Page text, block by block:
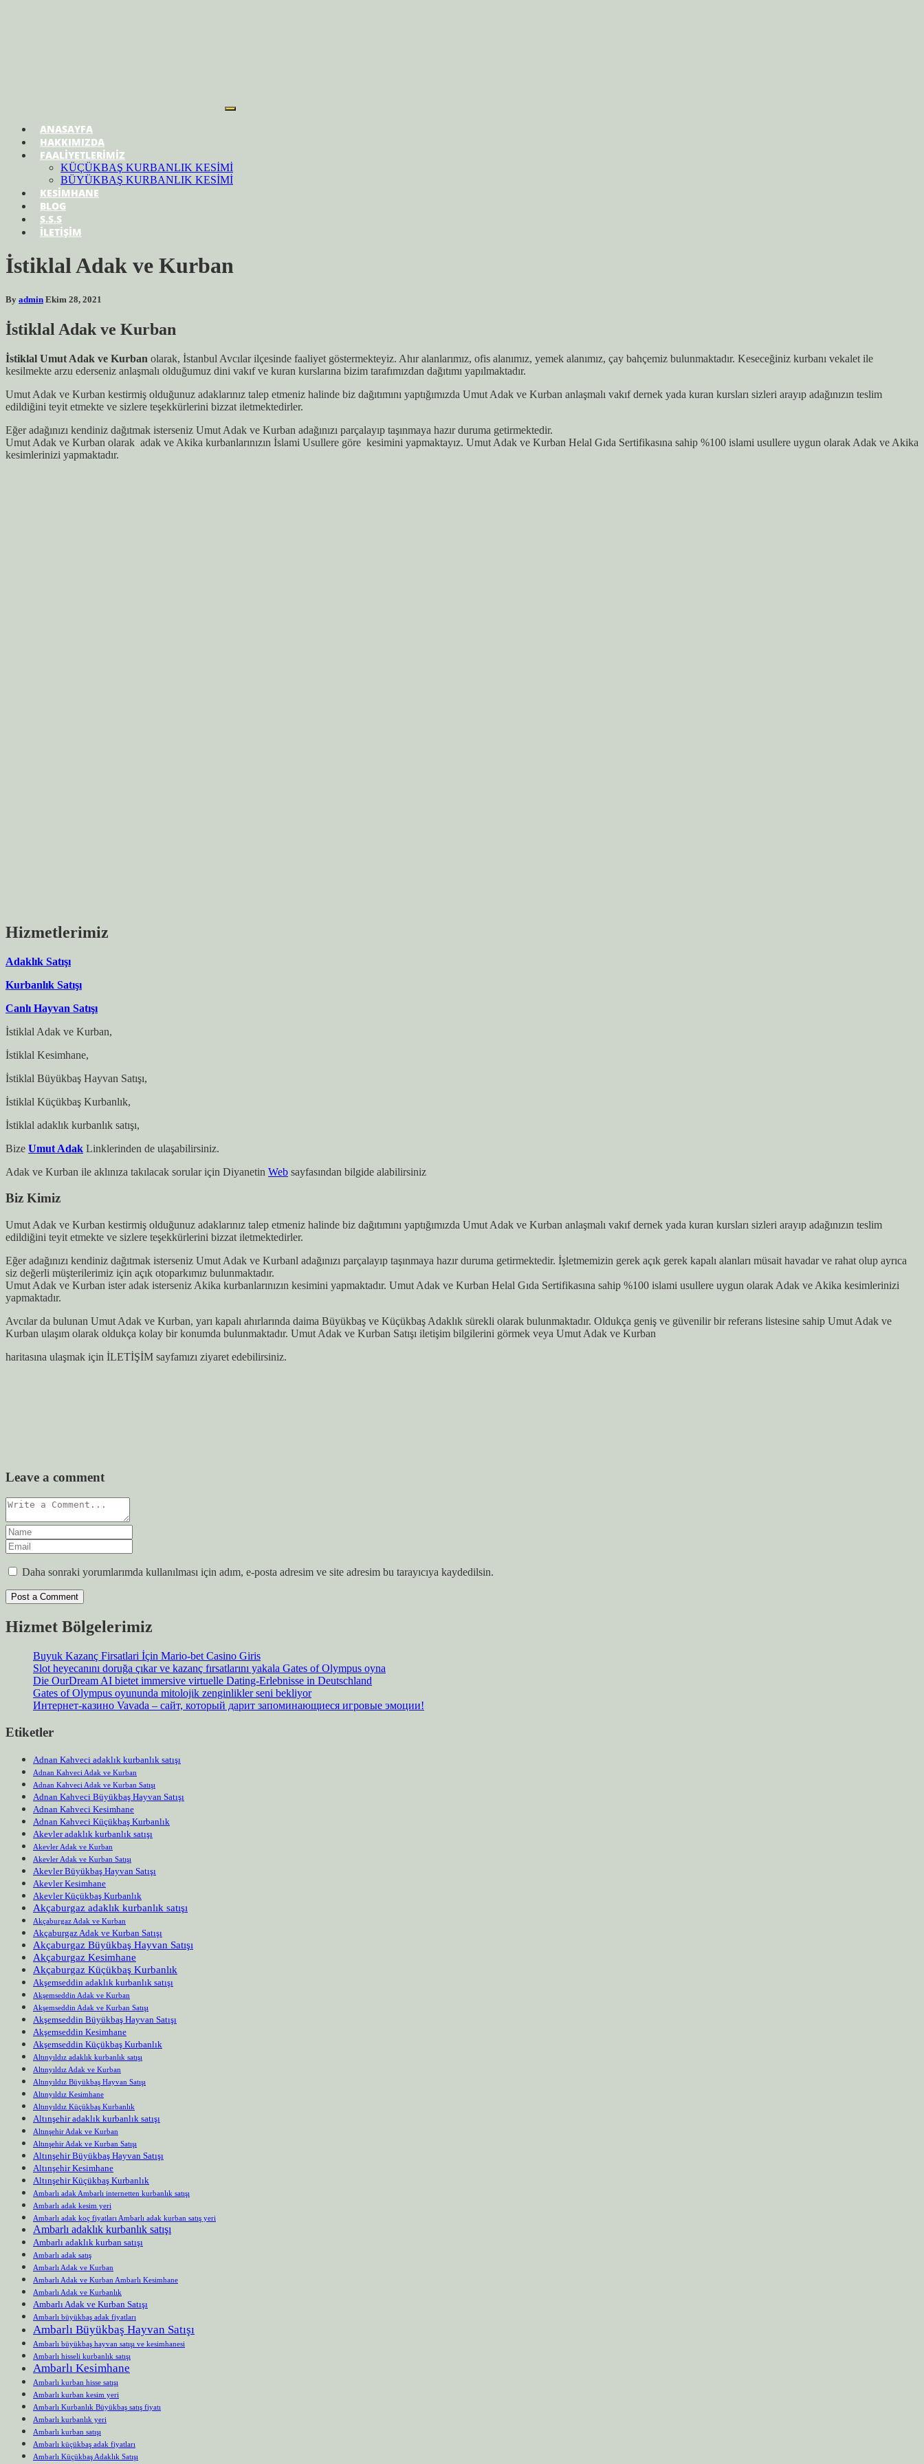
ANASAYFA
HAKKIMIZDA
FAALİYETLERİMİZ
KÜÇÜKBAŞ KURBANLIK KESİMİ
BÜYÜKBAŞ KURBANLIK KESİMİ
KESİMHANE
BLOG
S.S.S
İLETİŞİM
İstiklal Adak ve Kurban
By admin Ekim 28, 2021
İstiklal Adak ve Kurban
İstiklal Umut Adak ve Kurban olarak, İstanbul Avcılar ilçesinde faaliyet göstermekteyiz. Ahır alanlarımız, ofis alanımız, yemek alanımız, çay bahçemiz bulunmaktadır. Keseceğiniz kurbanı vekalet ile
kesilmekte arzu ederseniz anlaşmalı olduğumuz dini vakıf ve kuran kurslarına bizim tarafımızdan dağıtımı yapılmaktadır.
Umut Adak ve Kurban kestirmiş olduğunuz adaklarınız talep etmeniz halinde biz dağıtımını yaptığımızda Umut Adak ve Kurban anlaşmalı vakıf dernek yada kuran kursları sizleri arayıp adağınızın teslim
edildiğini teyit etmekte ve sizlere teşekkürlerini bizzat iletmektedirler.
Eğer adağınızı kendiniz dağıtmak isterseniz Umut Adak ve Kurban adağınızı parçalayıp taşınmaya hazır duruma getirmektedir.
Umut Adak ve Kurban olarak adak ve Akika kurbanlarınızın İslami Usullere göre kesimini yapmaktayız. Umut Adak ve Kurban Helal Gıda Sertifikasına sahip %100 islami usullere uygun olarak Adak ve Akika
kesimlerinizi yapmaktadır.
Hizmetlerimiz
Adaklık Satışı
Kurbanlık Satışı
Canlı Hayvan Satışı
İstiklal Adak ve Kurban,
İstiklal Kesimhane,
İstiklal Büyükbaş Hayvan Satışı,
İstiklal Küçükbaş Kurbanlık,
İstiklal adaklık kurbanlık satışı,
Bize Umut Adak Linklerinden de ulaşabilirsiniz.
Adak ve Kurban ile aklınıza takılacak sorular için Diyanetin Web sayfasından bilgide alabilirsiniz
Biz Kimiz
Umut Adak ve Kurban kestirmiş olduğunuz adaklarınız talep etmeniz halinde biz dağıtımını yaptığımızda Umut Adak ve Kurban anlaşmalı vakıf dernek yada kuran kursları sizleri arayıp adağınızın teslim
edildiğini teyit etmekte ve sizlere teşekkürlerini bizzat iletmektedirler.
Eğer adağınızı kendiniz dağıtmak isterseniz Umut Adak ve Kurbanl adağınızı parçalayıp taşınmaya hazır duruma getirmektedir. İşletmemizin gerek açık gerek kapalı alanları müsait havadar ve rahat olup ayrıca
siz değerli müşterilerimiz için açık otoparkımız bulunmaktadır.
Umut Adak ve Kurban ister adak isterseniz Akika kurbanlarınızın kesimini yapmaktadır. Umut Adak ve Kurban Helal Gıda Sertifikasına sahip %100 islami usullere uygun olarak Adak ve Akika kesimlerinizi
yapmaktadır.
Avcılar da bulunan Umut Adak ve Kurban, yarı kapalı ahırlarında daima Büyükbaş ve Küçükbaş Adaklık sürekli olarak bulunmaktadır. Oldukça geniş ve güvenilir bir referans listesine sahip Umut Adak ve
Kurban ulaşım olarak oldukça kolay bir konumda bulunmaktadır. Umut Adak ve Kurban Satışı iletişim bilgilerini görmek veya Umut Adak ve Kurban
haritasına ulaşmak için İLETİŞİM sayfamızı ziyaret edebilirsiniz.
Leave a comment
Daha sonraki yorumlarımda kullanılması için adım, e-posta adresim ve site adresim bu tarayıcıya kaydedilsin.
Hizmet Bölgelerimiz
Buyuk Kazanç Firsatlari İçin Mario-bet Casino Giris
Slot heyecanını doruğa çıkar ve kazanç fırsatlarını yakala Gates of Olympus oyna
Die OurDream AI bietet immersive virtuelle Dating-Erlebnisse in Deutschland
Gates of Olympus oyununda mitolojik zenginlikler seni bekliyor
Интернет-казино Vavada – сайт, который дарит запоминающиеся игровые эмоции!
Etiketler
Adnan Kahveci adaklık kurbanlık satışı
Adnan Kahveci Adak ve Kurban
Adnan Kahveci Adak ve Kurban Satışı
Adnan Kahveci Büyükbaş Hayvan Satışı
Adnan Kahveci Kesimhane
Adnan Kahveci Küçükbaş Kurbanlık
Akevler adaklık kurbanlık satışı
Akevler Adak ve Kurban
Akevler Adak ve Kurban Satışı
Akevler Büyükbaş Hayvan Satışı
Akevler Kesimhane
Akevler Küçükbaş Kurbanlık
Akçaburgaz adaklık kurbanlık satışı
Akçaburgaz Adak ve Kurban
Akçaburgaz Adak ve Kurban Satışı
Akçaburgaz Büyükbaş Hayvan Satışı
Akçaburgaz Kesimhane
Akçaburgaz Küçükbaş Kurbanlık
Akşemseddin adaklık kurbanlık satışı
Akşemseddin Adak ve Kurban
Akşemseddin Adak ve Kurban Satışı
Akşemseddin Büyükbaş Hayvan Satışı
Akşemseddin Kesimhane
Akşemseddin Küçükbaş Kurbanlık
Altınyıldız adaklık kurbanlık satışı
Altınyıldız Adak ve Kurban
Altınyıldız Büyükbaş Hayvan Satışı
Altınyıldız Kesimhane
Altınyıldız Küçükbaş Kurbanlık
Altınşehir adaklık kurbanlık satışı
Altınşehir Adak ve Kurban
Altınşehir Adak ve Kurban Satışı
Altınşehir Büyükbaş Hayvan Satışı
Altınşehir Kesimhane
Altınşehir Küçükbaş Kurbanlık
Ambarlı adak Ambarlı internetten kurbanlık satışı
Ambarlı adak kesim yeri
Ambarlı adak koç fiyatları Ambarlı adak kurban satış yeri
Ambarlı adaklık kurbanlık satışı
Ambarlı adaklık kurban satışı
Ambarlı adak satış
Ambarlı Adak ve Kurban
Ambarlı Adak ve Kurban Ambarlı Kesimhane
Ambarlı Adak ve Kurbanlık
Ambarlı Adak ve Kurban Satışı
Ambarlı büyükbaş adak fiyatları
Ambarlı Büyükbaş Hayvan Satışı
Ambarlı büyükbaş hayvan satışı ve kesimhanesi
Ambarlı hisseli kurbanlık satışı
Ambarlı Kesimhane
Ambarlı kurban hisse satışı
Ambarlı kurban kesim yeri
Ambarlı Kurbanlık Büyükbaş satış fiyatı
Ambarlı kurbanlık yeri
Ambarlı kurban satışı
Ambarlı küçükbaş adak fiyatları
Ambarlı Küçükbaş Adaklık Satışı